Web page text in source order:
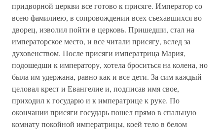
придворной церкви все готово к присяге. Император со
всею фамилиею, в сопровождении всех съехавшихся во
дворец, изволил пойти в церковь. Пришедши, стал на
императорское место, и все читали присягу, вслед за
духовенством. После присяги императрица Мария,
подошедши к императору, хотела броситься на колена, но
была им удержана, равно как и все дети. За сим каждый
целовал крест и Евангелие и, подписав имя свое,
приходил к государю и к императрице к руке. По
окончании присяги государь пошел прямо в спальную
комнату покойной императрицы, коей тело в белом